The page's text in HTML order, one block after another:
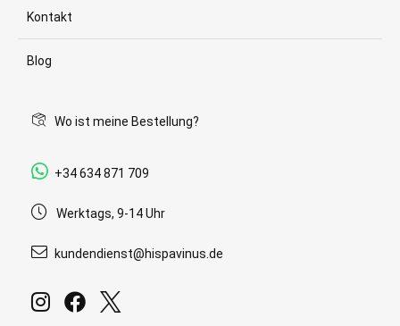
Kontakt
Blog
Wo ist meine Bestellung?
+34 634 871 709
Werktags, 9-14 Uhr
kundendienst@hispavinus.de